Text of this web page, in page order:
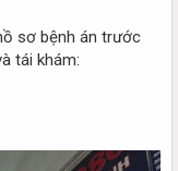
sơ bệnh án trước
tái khám: